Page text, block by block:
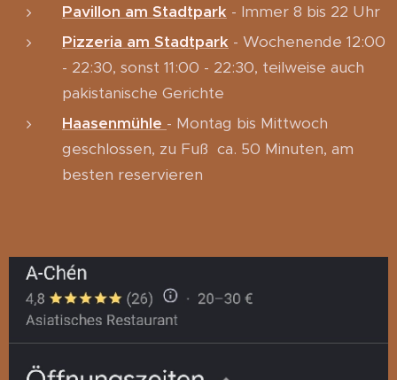
Pavillon am Stadtpark - Immer 8 bis 22 Uhr
Pizzeria am Stadtpark - Wochenende 12:00
- 22:30, sonst 11:00 - 22:30, teilweise auch
pakistanische Gerichte
Haasenmühle - Montag bis Mittwoch
geschlossen, zu Fuß ca. 50 Minuten, am
besten reservieren